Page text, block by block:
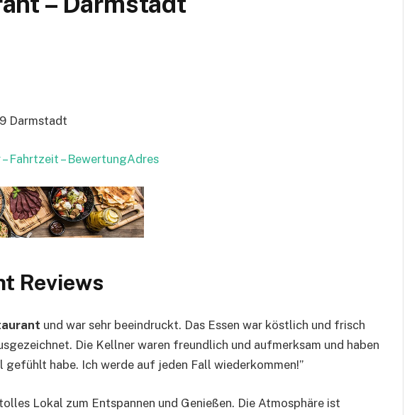
Darmstadt
Fahrtzeit – BewertungAdres
Reviews
und war sehr beeindruckt. Das Essen war köstlich und frisch
Die Kellner waren freundlich und aufmerksam und haben
habe. Ich werde auf jeden Fall wiederkommen!”
Lokal zum Entspannen und Genießen. Die Atmosphäre ist